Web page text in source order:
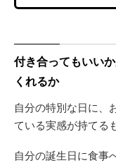
付き合ってもいい
くれるか
自分の特別な日に、
ている実感が持てる
自分の誕生日に食事